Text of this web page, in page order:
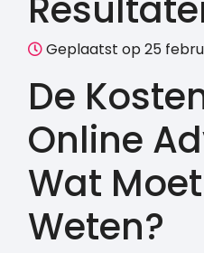
Geplaatst op 25
De
Online
Wat
Weten?